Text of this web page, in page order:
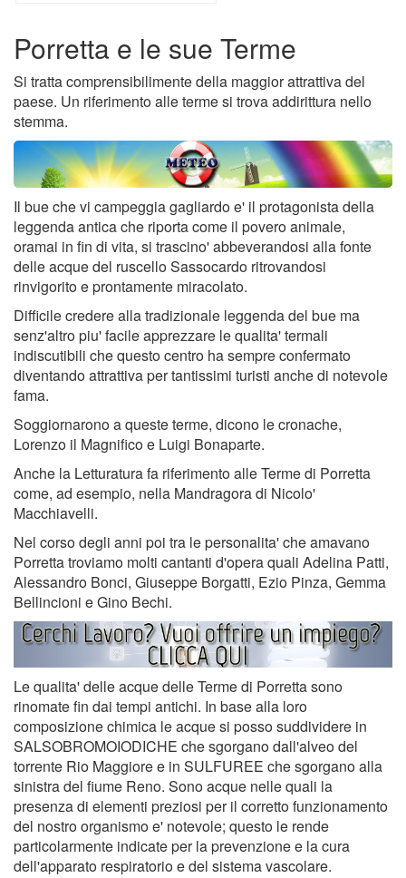
Porretta e le sue Terme
Si tratta comprensibilimente della maggior attrattiva del
paese. Un riferimento alle terme si trova addirittura nello
stemma.
Il bue che vi campeggia gagliardo e' il protagonista della
leggenda antica che riporta come il povero animale,
oramai in fin di vita, si trascino' abbeverandosi alla fonte
delle acque del ruscello Sassocardo ritrovandosi
rinvigorito e prontamente miracolato.
Difficile credere alla tradizionale leggenda del bue ma
senz'altro piu' facile apprezzare le qualita' termali
indiscutibili che questo centro ha sempre confermato
diventando attrattiva per tantissimi turisti anche di notevole
fama.
Soggiornarono a queste terme, dicono le cronache,
Lorenzo il Magnifico e Luigi Bonaparte.
Anche la Letturatura fa riferimento alle Terme di Porretta
come, ad esempio, nella Mandragora di Nicolo'
Macchiavelli.
Nel corso degli anni poi tra le personalita' che amavano
Porretta troviamo molti cantanti d'opera quali Adelina Patti,
Alessandro Bonci, Giuseppe Borgatti, Ezio Pinza, Gemma
Bellincioni e Gino Bechi.
Le qualita' delle acque delle Terme di Porretta sono
rinomate fin dai tempi antichi. In base alla loro
composizione chimica le acque si posso suddividere in
SALSOBROMOIODICHE che sgorgano dall'alveo del
torrente Rio Maggiore e in SULFUREE che sgorgano alla
sinistra del fiume Reno. Sono acque nelle quali la
presenza di elementi preziosi per il corretto funzionamento
del nostro organismo e' notevole; questo le rende
particolarmente indicate per la prevenzione e la cura
dell'apparato respiratorio e del sistema vascolare.